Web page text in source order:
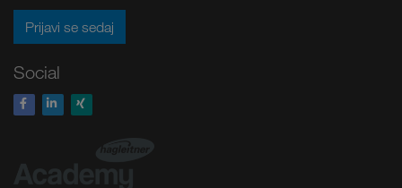
Prijavi se sedaj
Social